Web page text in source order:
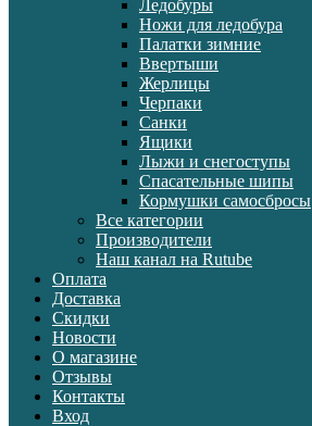
Ледобуры
Ножи для ледобура
Палатки зимние
Ввертыши
Жерлицы
Черпаки
Санки
Ящики
Лыжи и снегоступы
Спасательные шипы
Кормушки самосбросы
Все категории
Производители
Наш канал на Rutube
Оплата
Доставка
Скидки
Новости
О магазине
Отзывы
Контакты
Вход